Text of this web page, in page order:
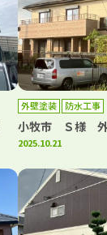
外壁塗装 防水工事
小牧市 Ｓ様 外
2025.10.21